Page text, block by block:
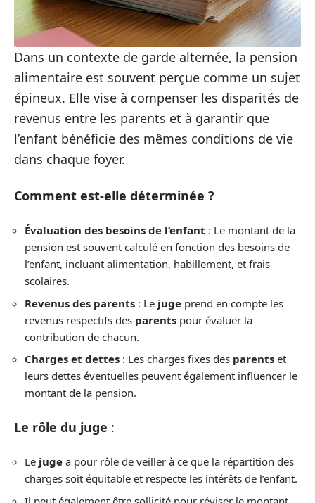
Dans un contexte de garde alternée, la pension
alimentaire est souvent perçue comme un sujet
épineux. Elle vise à compenser les disparités de
revenus entre les parents et à garantir que
l’enfant bénéficie des mêmes conditions de vie
dans chaque foyer.
Comment est-elle déterminée ?
Évaluation des besoins de l’enfant : Le montant de la
pension est souvent calculé en fonction des besoins de
l’enfant, incluant alimentation, habillement, et frais
scolaires.
Revenus des parents : Le juge prend en compte les
revenus respectifs des parents pour évaluer la
contribution de chacun.
Charges et dettes : Les charges fixes des parents et
leurs dettes éventuelles peuvent également influencer le
montant de la pension.
Le rôle du juge :
Le juge a pour rôle de veiller à ce que la répartition des
charges soit équitable et respecte les intérêts de l’enfant.